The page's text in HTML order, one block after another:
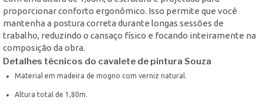
proporcionar conforto ergonômico. Isso permite que você
mantenha a postura correta durante longas sessões de
trabalho, reduzindo o cansaço físico e focando inteiramente na
composição da obra.
Detalhes técnicos do cavalete de pintura Souza
Material em madeira de mogno com verniz natural.
Altura total de 1,80m.